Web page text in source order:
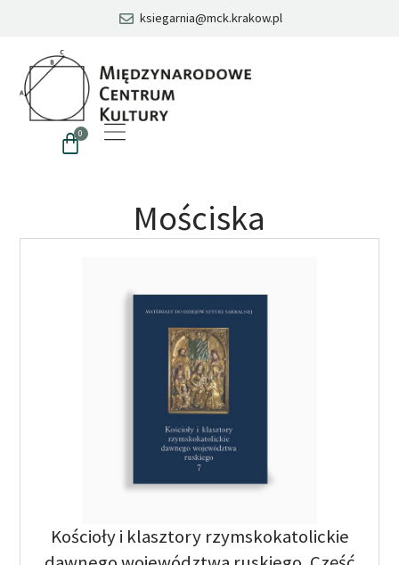
ksiegarnia@mck.krakow.pl
0
Mościska
Kościoły i klasztory rzymskokatolickie